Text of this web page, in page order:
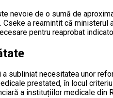
nevoie de o sumă de
a reamintit că
pentru reaprobat
subliniat necesitatea unor
prestated, în locul
a instituțiilor medicale din